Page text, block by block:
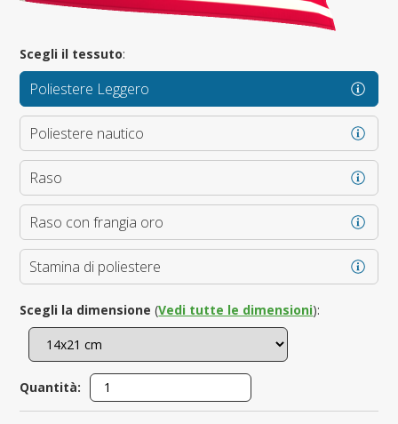
Scegli il tessuto:
Poliestere Leggero
Poliestere nautico
Raso
Raso con frangia oro
Stamina di poliestere
Scegli la dimensione (Vedi tutte le dimensioni):
Quantità: